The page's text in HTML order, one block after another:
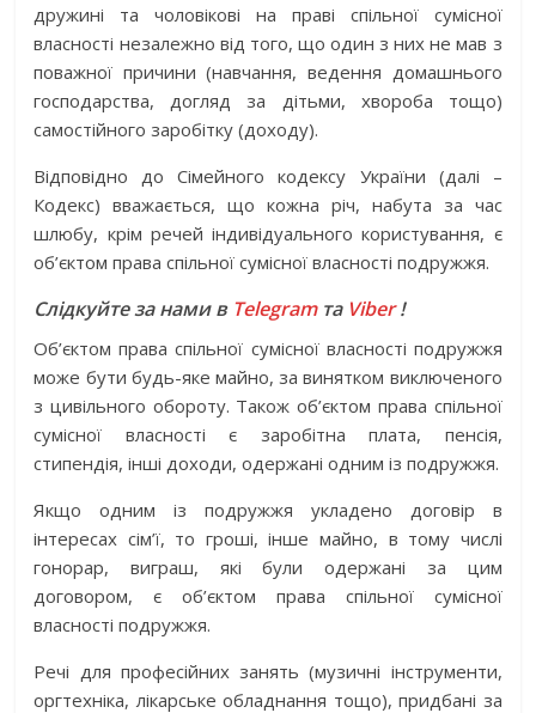
дружині та чоловікові на праві спільної сумісної
власності незалежно від того, що один з них не мав з
поважної причини (навчання, ведення домашнього
господарства, догляд за дітьми, хвороба тощо)
самостійного заробітку (доходу).
Відповідно до Сімейного кодексу України (далі –
Кодекс) вважається, що кожна річ, набута за час
шлюбу, крім речей індивідуального користування, є
об’єктом права спільної сумісної власності подружжя.
Слідкуйте за нами в Telegramта Viber!
Об’єктом права спільної сумісної власності подружжя
може бути будь-яке майно, за винятком виключеного
з цивільного обороту. Також об’єктом права спільної
сумісної власності є заробітна плата, пенсія,
стипендія, інші доходи, одержані одним із подружжя.
Якщо одним із подружжя укладено договір в
інтересах сім’ї, то гроші, інше майно, в тому числі
гонорар, виграш, які були одержані за цим
договором, є об’єктом права спільної сумісної
власності подружжя.
Речі для професійних занять (музичні інструменти,
оргтехніка, лікарське обладнання тощо), придбані за